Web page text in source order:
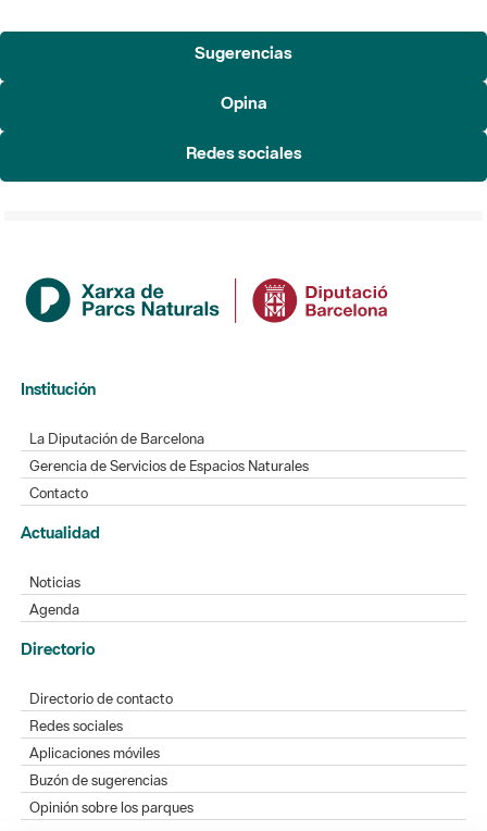
Sugerencias
Opina
Redes sociales
Institución
La Diputación de Barcelona
Gerencia de Servicios de Espacios Naturales
Contacto
Actualidad
Noticias
Agenda
Directorio
Directorio de contacto
Redes sociales
Aplicaciones móviles
Buzón de sugerencias
Opinión sobre los parques